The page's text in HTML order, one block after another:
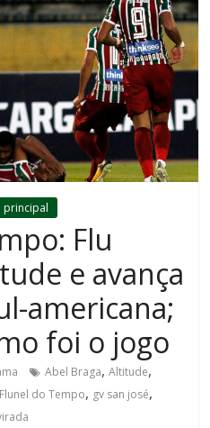
principal
Flu
e avança
americana;
foi o jogo
Abel Braga,Altitude,
Flunel do Tempo, gv san josé,